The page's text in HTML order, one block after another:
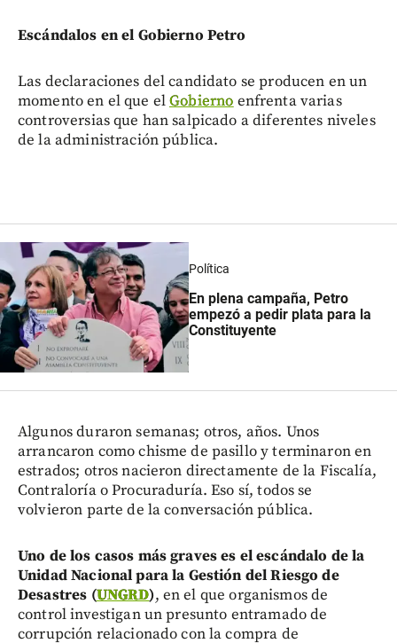
Escándalos en el Gobierno Petro
Las declaraciones del candidato se producen en un
momento en el que elGobierno enfrenta varias
controversias que han salpicado a diferentes niveles
de la administración pública.
Política
En plena campaña, Petro
empezó a pedir plata para la
Constituyente
Algunos duraron semanas; otros, años. Unos
arrancaron como chisme de pasillo y terminaron en
estrados; otros nacieron directamente de la Fiscalía,
Contraloría o Procuraduría. Eso sí, todos se
volvieron parte de la conversación pública.
Uno de los casos más graves es el escándalo de la
Unidad Nacional para la Gestión del Riesgo de
Desastres (UNGRD), en el que organismos de
control investigan un presunto entramado de
corrupción relacionado con la compra de